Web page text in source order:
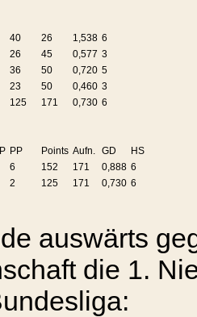
40 26 1,538 6
26 45 0,577 3
36 50 0,720 5
23 50 0,460 3
125 171 0,730 6
PP Points Aufn. GD
HS
6 152 171 0,888 6
2 125 171 0,730 6
auswärts
die 1.